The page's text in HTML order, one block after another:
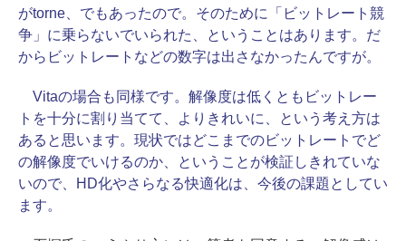
がtorne、でもあったので。そのために「ビットレート競
争」に乗らないでいられた、ということはあります。だ
からビットレートなどの数字は出さなかったんですが。
Vitaの場合も同様です。解像度は低くともビットレー
トを十分に割り当てて、よりきれいに、という考え方は
あると思います。現状ではどこまでのビットレートでど
の解像度でいけるのか、ということが検証しきれていな
いので、HD化やさらなる快適化は、今後の課題としてい
ます。